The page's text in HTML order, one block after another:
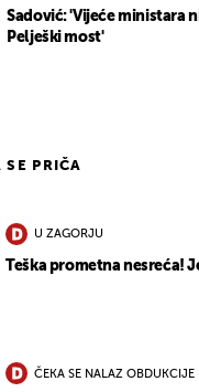
Sadović: 'Vijeće ministara
Pelješki most'
PRIČA
U ZAGORJU
Teška prometna nesreća!
ČEKA SE NALAZ OBDUKCIJE